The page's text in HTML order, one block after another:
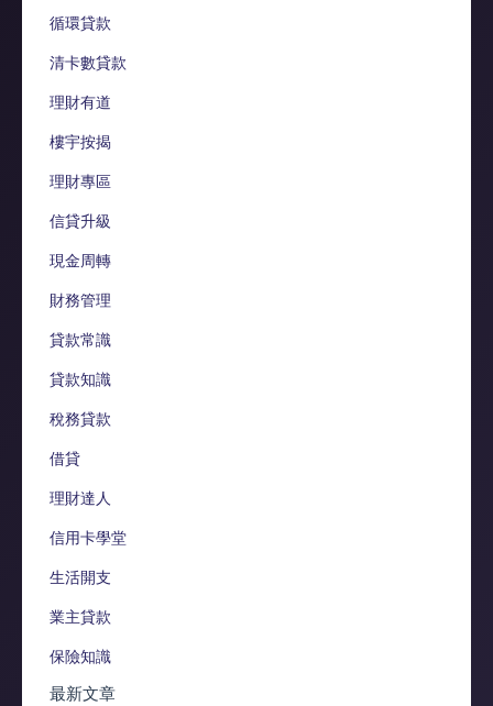
循環貸款
清卡數貸款
理財有道
樓宇按揭
理財專區
信貸升級
現金周轉
財務管理
貸款常識
貸款知識
稅務貸款
借貸
理財達人
信用卡學堂
生活開支
業主貸款
保險知識
最新文章